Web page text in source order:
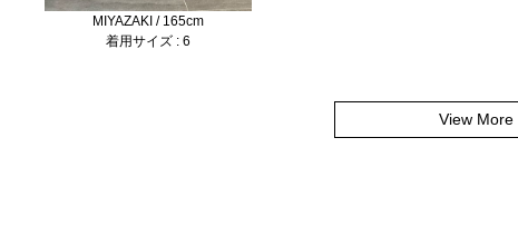
MIYAZAKI / 165cm
着用サイズ : 6
View More